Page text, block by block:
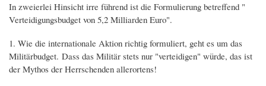
In zweierlei Hinsicht irre führend ist die Formulierung betreffend "
Verteidigungsbudget von 5,2 Milliarden Euro".
1. Wie die internationale Aktion richtig formuliert, geht es um das
Militärbudget. Dass das Militär stets nur "verteidigen" würde, das ist
der Mythos der Herrschenden allerortens!